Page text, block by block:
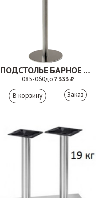
ПОДСТОЛЬЕ БАРНОЕ ЭЛИС
085-060до7 333 ₽
Заказ